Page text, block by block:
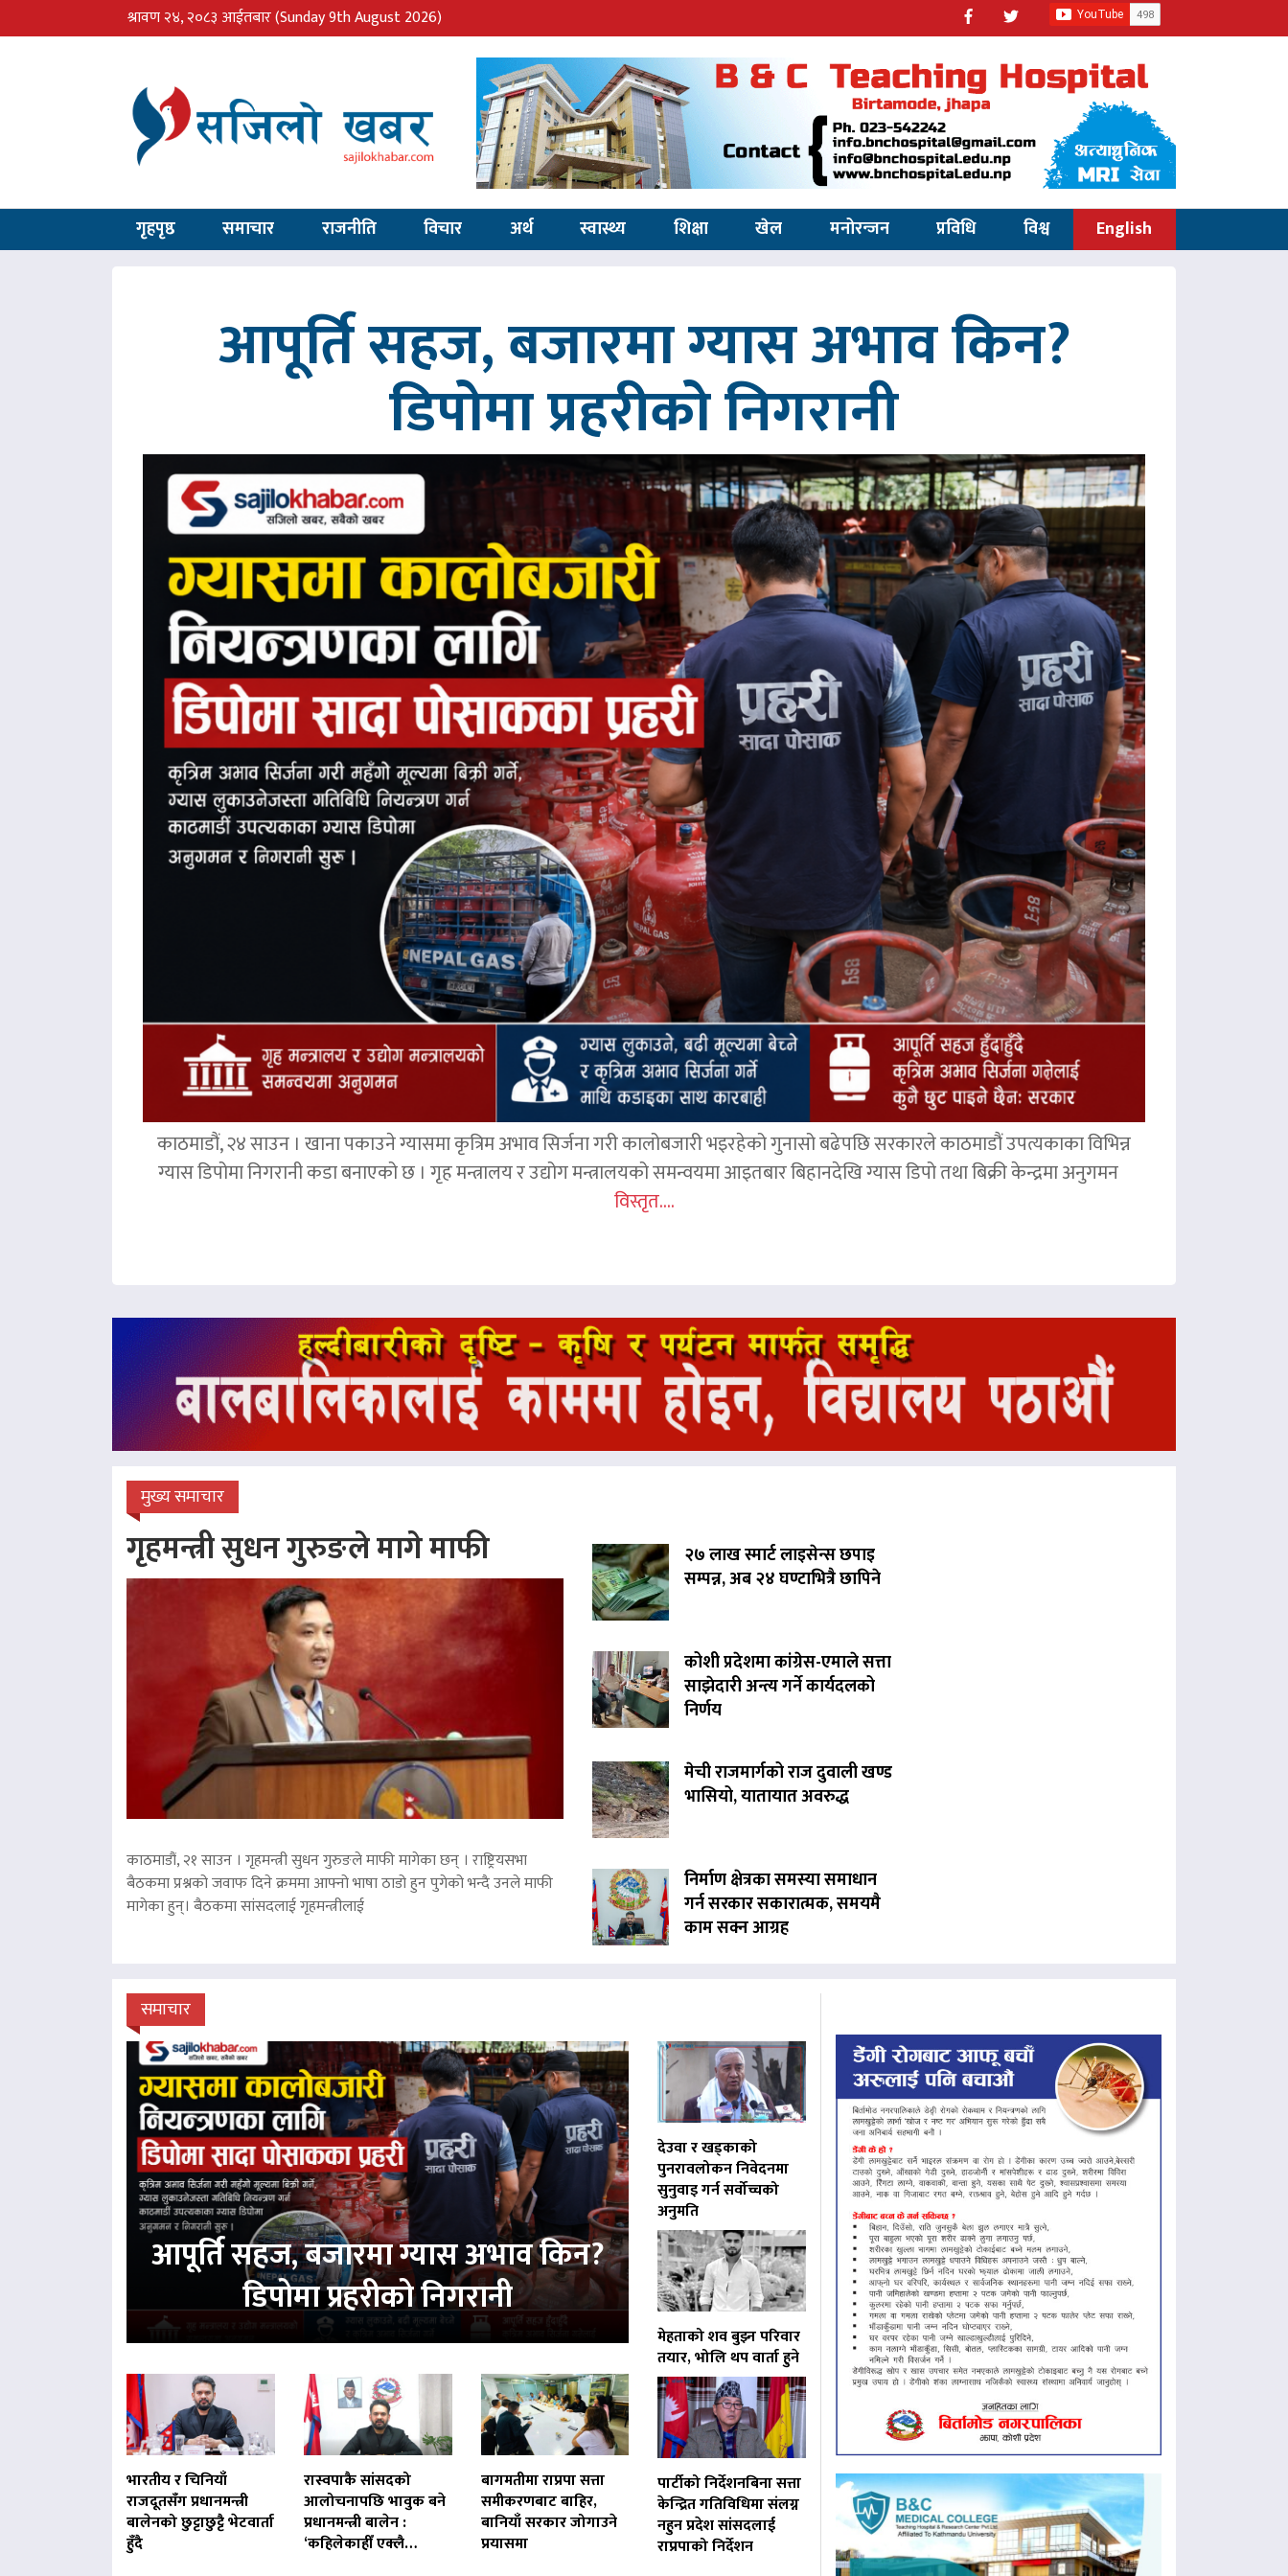
श्रावण २४, २०८३ आईतबार(Sunday 9th August 2026)
गृहपृष्ठ समाचार राजनीति विचार अर्थ स्वास्थ्य शिक्षा खेल मनोरन्जन प्रविधि विश्व English
आपूर्ति सहज, बजारमा ग्यास अभाव किन?
डिपोमा प्रहरीको निगरानी
काठमाडौं, २४ साउन । खाना पकाउने ग्यासमा कृत्रिम अभाव सिर्जना गरी कालोबजारी भइरहेको गुनासो बढेपछि सरकारले काठमाडौं उपत्यकाका विभिन्न
ग्यास डिपोमा निगरानी कडा बनाएको छ । गृह मन्त्रालय र उद्योग मन्त्रालयको समन्वयमा आइतबार बिहानदेखि ग्यास डिपो तथा बिक्री केन्द्रमा अनुगमन
विस्तृत....
मुख्य समाचार
गृहमन्त्री सुधन गुरुङले मागे माफी
काठमाडौं, २१ साउन । गृहमन्त्री सुधन गुरुङले माफी मागेका छन् । राष्ट्रियसभा
बैठकमा प्रश्नको जवाफ दिने क्रममा आफ्नो भाषा ठाडो हुन पुगेको भन्दै उनले माफी
मागेका हुन्। बैठकमा सांसदलाई गृहमन्त्रीलाई
२७ लाख स्मार्ट लाइसेन्स छपाइ
सम्पन्न, अब २४ घण्टाभित्रै छापिने
कोशी प्रदेशमा कांग्रेस-एमाले सत्ता
साझेदारी अन्त्य गर्ने कार्यदलको
निर्णय
मेची राजमार्गको राज दुवाली खण्ड
भासियो, यातायात अवरुद्ध
निर्माण क्षेत्रका समस्या समाधान
गर्न सरकार सकारात्मक, समयमै
काम सक्न आग्रह
समाचार
आपूर्ति सहज, बजारमा ग्यास अभाव किन?
डिपोमा प्रहरीको निगरानी
भारतीय र चिनियाँ
राजदूतसँग प्रधानमन्त्री
बालेनको छुट्टाछुट्टै भेटवार्ता
हुँदै
रास्वपाकै सांसदको
आलोचनापछि भावुक बने
प्रधानमन्त्री बालेन :
‘कहिलेकाहीँ एक्लै…
बागमतीमा राप्रपा सत्ता
समीकरणबाट बाहिर,
बानियाँ सरकार जोगाउने
प्रयासमा
देउवा र खड्काको
पुनरावलोकन निवेदनमा
सुनुवाइ गर्न सर्वोच्चको
अनुमति
मेहताको शव बुझ्न परिवार
तयार, भोलि थप वार्ता हुने
पार्टीको निर्देशनबिना सत्ता
केन्द्रित गतिविधिमा संलग्न
नहुन प्रदेश सांसदलाई
राप्रपाको निर्देशन